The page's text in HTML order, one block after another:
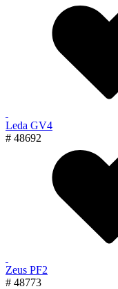
Leda GV4
# 48692
Zeus PF2
# 48773